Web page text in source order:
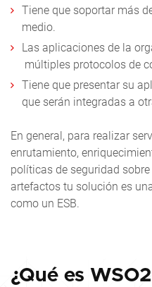
Tiene que soportar más
medio.
Las aplicaciones de la
múltiples protocolos de
Tiene que presentar su
que serán integradas a
En general, para realizar
enrutamiento,
políticas de seguridad
artefactos tu solución es
como un ESB.
¿Qué es